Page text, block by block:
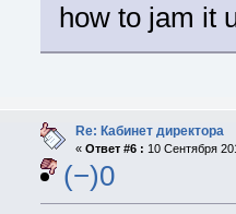
how to jam it
Re: Кабинет директора
« Ответ #6 : 10 Сентября
(−)0